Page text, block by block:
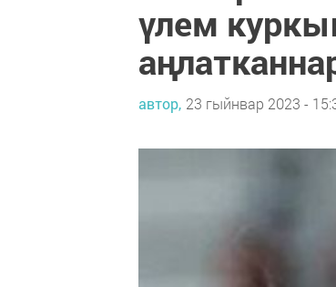
үлем
автор, 23 гыйнвар 2023 -